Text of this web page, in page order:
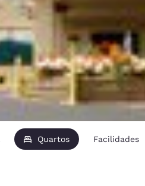
United
English
Ásia-Pacífico
English
Quartos Facilidades